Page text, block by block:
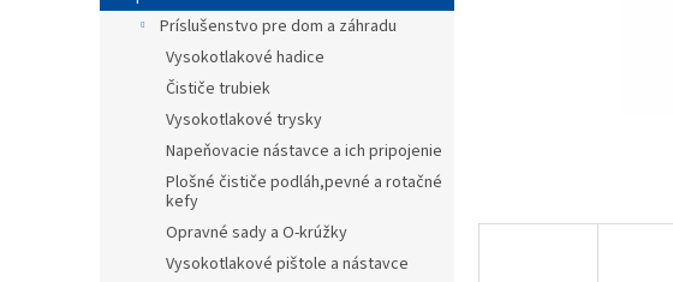
Príslušenstvo pre dom a záhradu
Vysokotlakové hadice
Čističe trubiek
Vysokotlakové trysky
Napeňovacie nástavce a ich pripojenie
Plošné čističe podláh,pevné a rotačné
kefy
Opravné sady a O-krúžky
Vysokotlakové pištole a nástavce